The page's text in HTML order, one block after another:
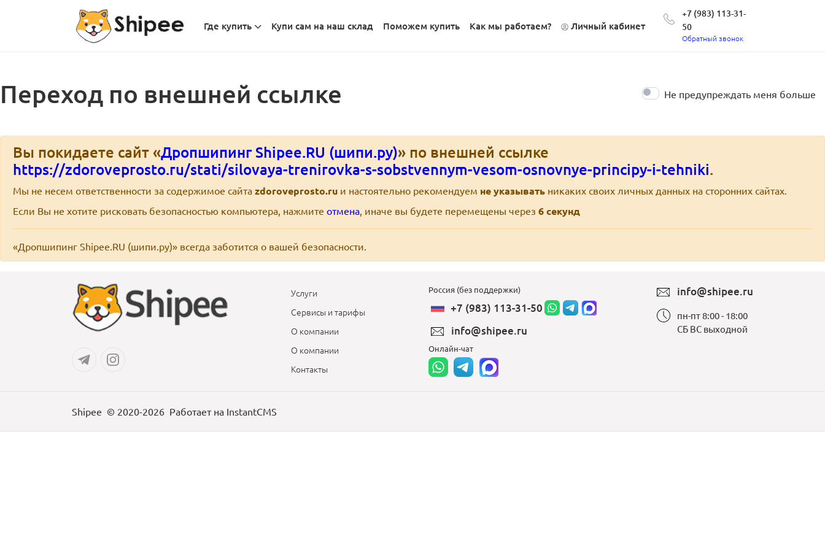
Где купить Купи сам на наш склад Поможем купить Как мы работаем? Личный кабинет
+7 (983) 113-31-
50
Обратный звонок
Переход по внешней ссылке Не предупреждать меня больше
Вы покидаете сайт «Дропшипинг Shipee.RU (шипи.ру)» по внешней ссылке
https://zdoroveprosto.ru/stati/silovaya-trenirovka-s-sobstvennym-vesom-osnovnye-principy-i-tehniki.
Мы не несем ответственности за содержимое сайта zdoroveprosto.ru и настоятельно рекомендуем не указывать никаких своих личных данных на сторонних сайтах.
Если Вы не хотите рисковать безопасностью компьютера, нажмите отмена, иначе вы будете перемещены через 6секунд
«Дропшипинг Shipee.RU (шипи.ру)» всегда заботится о вашей безопасности.
Услуги
Сервисы и тарифы
О компании
О компании
Контакты
Россия (без поддержки)
+7 (983) 113-31-50
info@shipee.ru
Онлайн-чат
info@shipee.ru
пн-пт 8:00 - 18:00
СБ ВС выходной
Shipee © 2020-2026 Работает на InstantCMS